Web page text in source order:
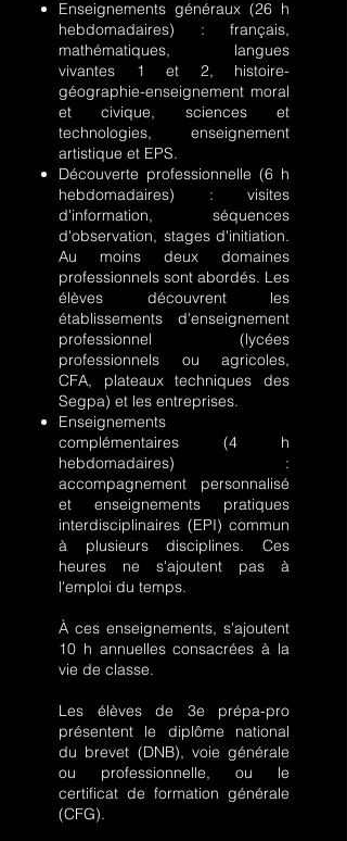
Enseignements généraux (26 h
hebdomadaires) : français,
mathématiques, langues
vivantes 1 et 2, histoire-
géographie-enseignement moral
et civique, sciences et
technologies, enseignement
artistique et EPS.
Découverte professionnelle (6 h
hebdomadaires) : visites
d'information, séquences
d'observation, stages d'initiation.
Au moins deux domaines
professionnels sont abordés. Les
élèves découvrent les
établissements d'enseignement
professionnel (lycées
professionnels ou agricoles,
CFA, plateaux techniques des
Segpa) et les entreprises.
Enseignements
complémentaires (4 h
hebdomadaires) :
accompagnement personnalisé
et enseignements pratiques
interdisciplinaires (EPI) commun
à plusieurs disciplines. Ces
heures ne s'ajoutent pas à
l'emploi du temps.
À ces enseignements, s'ajoutent
10 h annuelles consacrées à la
vie de classe.
Les élèves de 3e prépa-pro
présentent le diplôme national
du brevet (DNB), voie générale
ou professionnelle, ou le
certificat de formation générale
(CFG).